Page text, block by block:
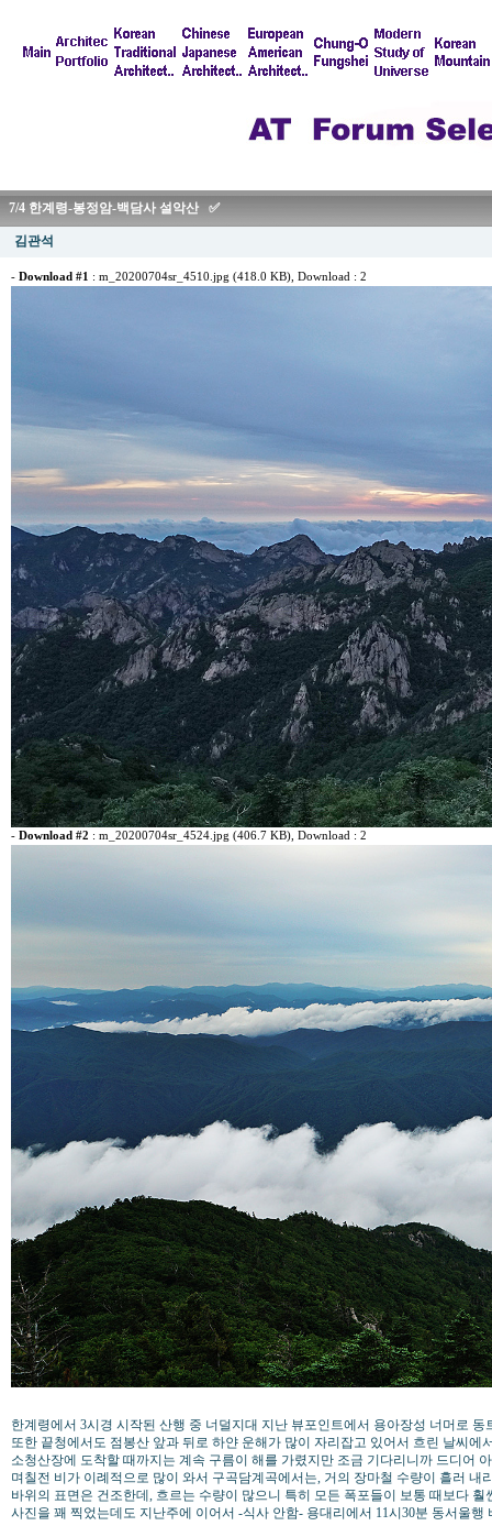
7/4 한계령-봉정암-백담사 설악산 ✅
김관석
- Download #1 : m_20200704sr_4510.jpg (418.0 KB) , Download : 2
- Download #2 : m_20200704sr_4524.jpg (406.7 KB), Download : 2
한계령에서 3시경 시작된 산행 중 너덜지대 지난 뷰포인트에서 용아장성 너머로 동
또한 끝청에서도 점봉산 앞과 뒤로 하얀 운해가 많이 자리잡고 있어서 흐린 날씨에
소청산장에 도착할 때까지는 계속 구름이 해를 가렸지만 조금 기다리니까 드디어
며칠전 비가 이례적으로 많이 와서 구곡담계곡에서는, 거의 장마철 수량이 흘러 내
바위의 표면은 건조한데, 흐르는 수량이 많으니 특히 모든 폭포들이 보통 때보다
사진을 꽤 찍었는데도 지난주에 이어서 -식사 안함- 용대리에서 11시30분 동서울행